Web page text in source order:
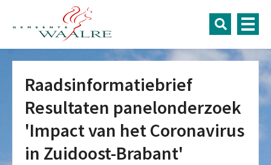
Raadsinformatiebrief
Resultaten panelonderzoek
'Impact van het Coronavirus
in Zuidoost-Brabant'